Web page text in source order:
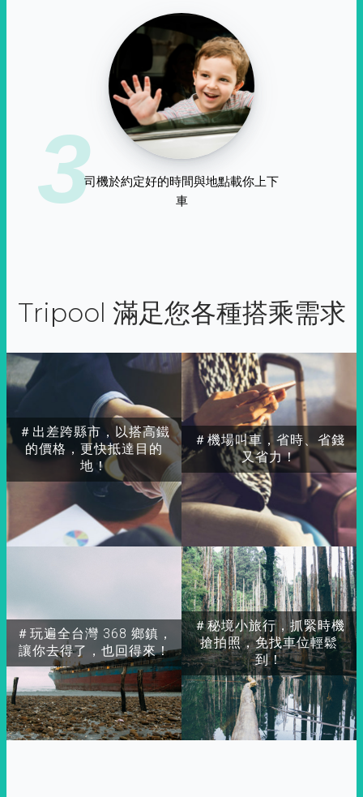
3司機於約定好的時間與地點載你上下
車
Tripool 滿足您各種搭乘需求
＃出差跨縣市，以搭高鐵
的價格，更快抵達目的
地！
＃玩遍全台灣 368 鄉鎮，
讓你去得了，也回得來！
＃秘境小旅行，抓緊時機
搶拍照，免找車位輕鬆
到！
＃機場叫車，省時、省錢
又省力！